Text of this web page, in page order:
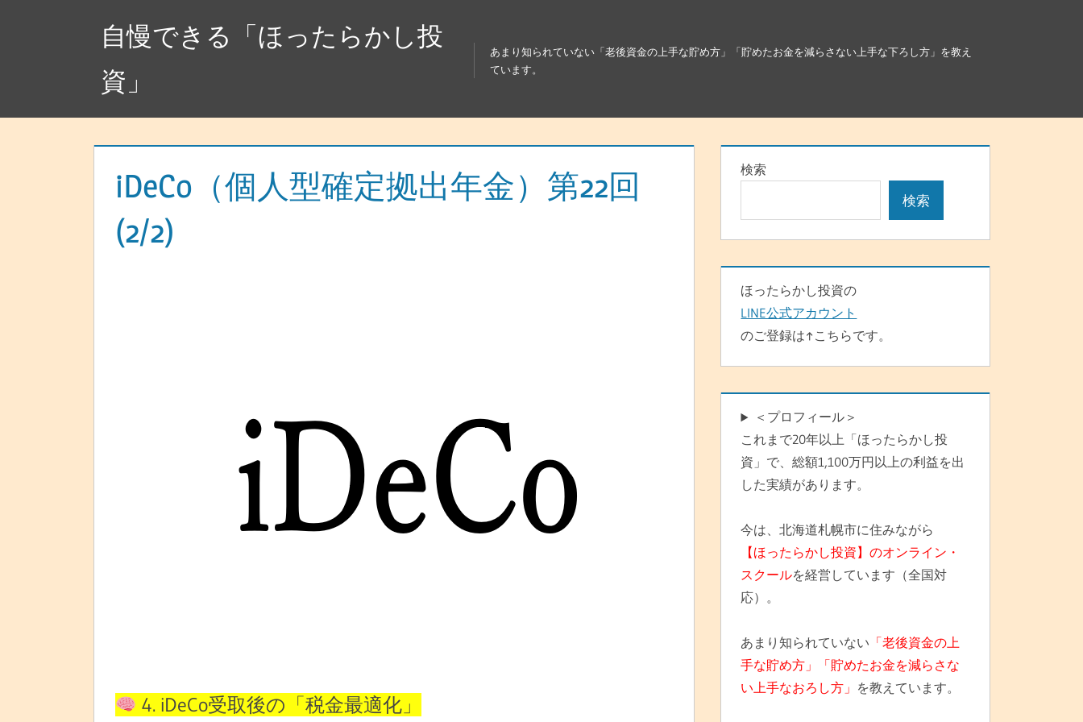
自慢できる「ほったらかし投
資」
あまり知られていない「老後資金の上手な貯め方」「貯めたお金を減らさない上手な下ろし方」を教え
ています。
iDeCo（個人型確定拠出年金）第22回
(2/2)
4. iDeCo受取後の「税金最適化」
検索
検索
ほったらかし投資の
LINE公式アカウント
のご登録は↑こちらです。
＜プロフィール＞
これまで20年以上「ほったらかし投
資」で、総額1,100万円以上の利益を出
した実績があります。
今は、北海道札幌市に住みながら
【ほったらかし投資】のオンライン・
スクールを経営しています（全国対
応）。
あまり知られていない 「老後資金の上
手な貯め方」「貯めたお金を減らさな
い上手なおろし方」 を教えています。